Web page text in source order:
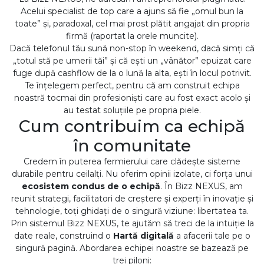
Acelui specialist de top care a ajuns să fie „omul bun la
toate” și, paradoxal, cel mai prost plătit angajat din propria
firmă (raportat la orele muncite).
Dacă telefonul tău sună non-stop în weekend, dacă simți că
„totul stă pe umerii tăi” și că ești un „vânător” epuizat care
fuge după cashflow de la o lună la alta, ești în locul potrivit.
Te înțelegem perfect, pentru că am construit echipa
noastră tocmai din profesioniști care au fost exact acolo și
au testat soluțiile pe propria piele.
Cum contribuim ca echipă
în comunitate
Credem în puterea fermierului care clădește sisteme
durabile pentru ceilalți. Nu oferim opinii izolate, ci forța unui
ecosistem condus de o echipă. În Bizz NEXUS, am
reunit strategi, facilitatori de creștere și experți în inovație și
tehnologie, toți ghidați de o singură viziune: libertatea ta.
Prin sistemul Bizz NEXUS, te ajutăm să treci de la intuiție la
date reale, construind o Hartă digitală a afacerii tale pe o
singură pagină. Abordarea echipei noastre se bazează pe
trei piloni: